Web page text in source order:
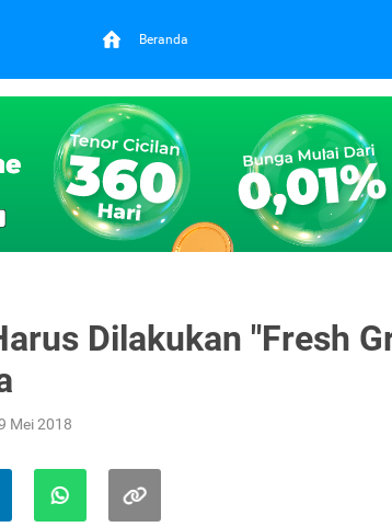
Beranda
Dilakukan "Fresh
Mei 2018